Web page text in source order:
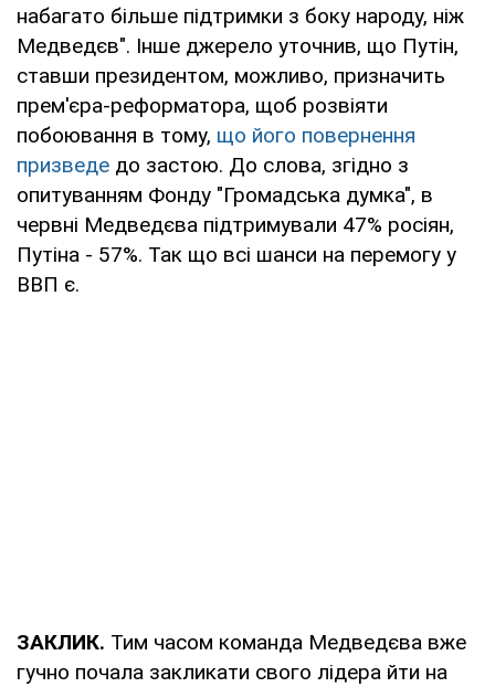
набагато більше підтримки з боку народу, ніж
Медведєв". Інше джерело уточнив, що Путін,
ставши президентом, можливо, призначить
прем'єра-реформатора, щоб розвіяти
побоювання в тому, що його повернення
призведе до застою. До слова, згідно з
опитуванням Фонду "Громадська думка", в
червні Медведєва підтримували 47% росіян,
Путіна - 57%. Так що всі шанси на перемогу у
ВВП є.
ЗАКЛИК. Тим часом команда Медведєва вже
гучно почала закликати свого лідера йти на